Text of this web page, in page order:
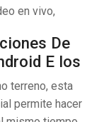
en vivo,
De
E Ios
terreno, esta
permite hacer